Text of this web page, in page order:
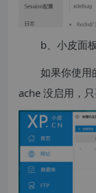
b、小皮面
如果你使用
ache 没启用，